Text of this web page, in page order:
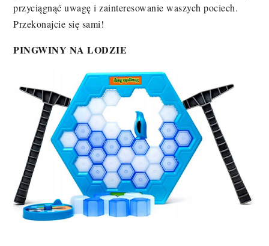
przyciągnąć uwagę i zainteresowanie waszych pociech.
Przekonajcie się sami!
PINGWINY NA LODZIE